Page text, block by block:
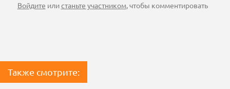
Войдите илистаньте участником, чтобы комментировать
Также смотрите: